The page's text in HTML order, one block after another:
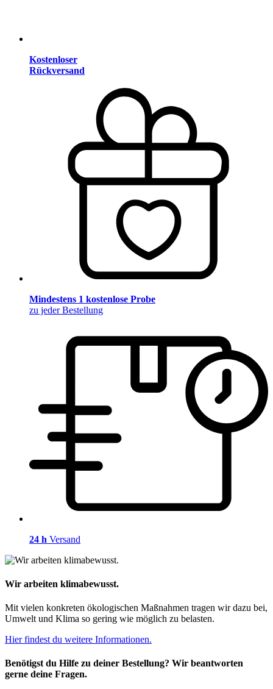
Kostenloser
Rückversand
Mindestens 1 kostenlose Probe
zu jeder Bestellung
24 h Versand
Wir arbeiten klimabewusst.
Mit vielen konkreten ökologischen Maßnahmen tragen wir dazu bei,
Umwelt und Klima so gering wie möglich zu belasten.
Hier findest du weitere Informationen.
Benötigst du Hilfe zu deiner Bestellung? Wir beantworten
gerne deine Fragen.